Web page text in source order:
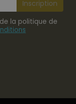
la politique de